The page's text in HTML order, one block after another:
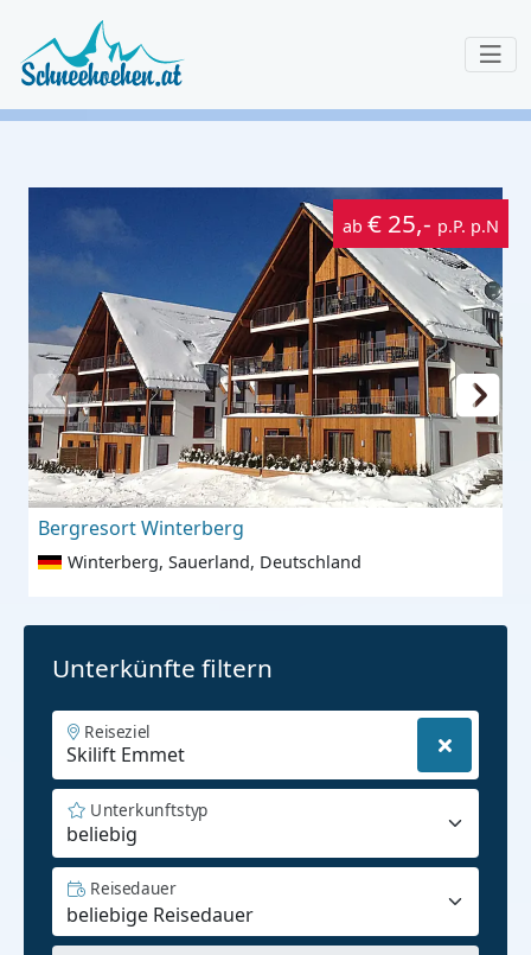
ab € 25,- p.P. p.N
Bergresort Winterberg
Winterberg, Sauerland, Deutschland
Unterkünfte filtern
Reiseziel
beliebig
Unterkunftstyp
Reisedauer